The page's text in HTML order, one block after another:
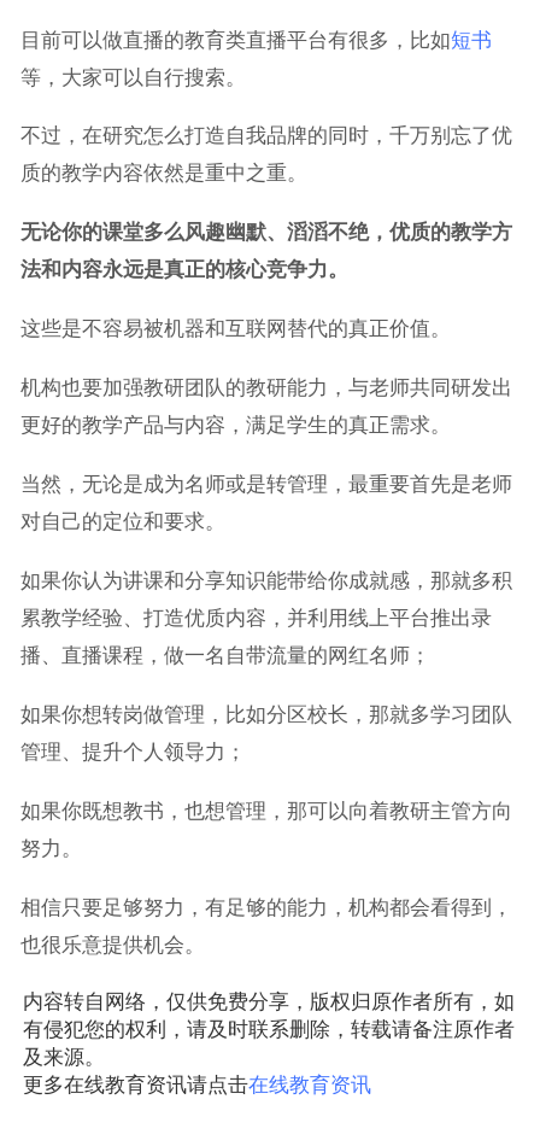
目前可以做直播的教育类直播平台有很多，比如短书
等，大家可以自行搜索。
不过，在研究怎么打造自我品牌的同时，千万别忘了优
质的教学内容依然是重中之重。
无论你的课堂多么风趣幽默、滔滔不绝，优质的教学方
法和内容永远是真正的核心竞争力。
这些是不容易被机器和互联网替代的真正价值。
机构也要加强教研团队的教研能力，与老师共同研发出
更好的教学产品与内容，满足学生的真正需求。
当然，无论是成为名师或是转管理，最重要首先是老师
对自己的定位和要求。
如果你认为讲课和分享知识能带给你成就感，那就多积
累教学经验、打造优质内容，并利用线上平台推出录
播、直播课程，做一名自带流量的网红名师；
如果你想转岗做管理，比如分区校长，那就多学习团队
管理、提升个人领导力；
如果你既想教书，也想管理，那可以向着教研主管方向
努力。
相信只要足够努力，有足够的能力，机构都会看得到，
也很乐意提供机会。
内容转自网络，仅供免费分享，版权归原作者所有，如
有侵犯您的权利，请及时联系删除，转载请备注原作者
及来源。
更多在线教育资讯请点击在线教育资讯